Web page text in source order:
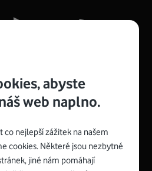
s Vodafonem
abyste
web naplno.
nejlepší zážitek na našem
cookies. Některé jsou nezbytné
jiné nám pomáhají